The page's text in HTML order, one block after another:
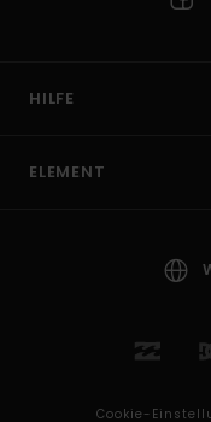
HILFE
ELEMENT
Cookie-